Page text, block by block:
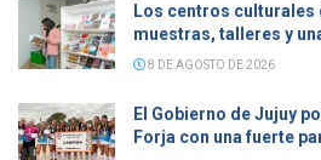
Los centros culturales
muestras, talleres y
8 DE AGOSTO DE 2026
El Gobierno de Jujuy
Forja con una fuerte